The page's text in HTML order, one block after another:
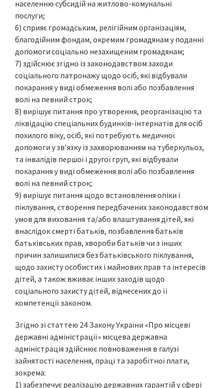
населенню субсидій на житлово-комунальні
послуги;
6) сприяє громадським, релігійним організаціям,
благодійним фондам, окремим громадянам у поданні
допомоги соціально незахищеним громадянам;
7) здійснює згідно із законодавством заходи
соціального патронажу щодо осіб, які відбували
покарання у виді обмеження волі або позбавлення
волі на певний строк;
8) вирішує питання про утворення, реорганізацію та
ліквідацію спеціальних будинків-інтернатів для осіб
похилого віку, осіб, які потребують медичної
допомоги у зв’язку із захворюванням на туберкульоз,
та інвалідів першої і другої груп, які відбували
покарання у виді обмеження волі або позбавлення
волі на певний строк;
9) вирішує питання щодо встановлення опіки і
піклування, створення передбачених законодавством
умов для виховання та/або влаштування дітей, які
внаслідок смерті батьків, позбавлення батьків
батьківських прав, хвороби батьків чи з інших
причин залишилися без батьківського піклування,
щодо захисту особистих і майнових прав та інтересів
дітей, а також вживає інших заходів щодо
соціального захисту дітей, віднесених до її
компетенції законом.
Згідно зі статтею 24 Закону України «Про місцеві
державні адміністрації» місцева державна
адміністрація здійснює повноваження в галузі
зайнятості населення, праці та заробітної плати,
зокрема:
1) забезпечує реалізацію державних гарантій у сфері